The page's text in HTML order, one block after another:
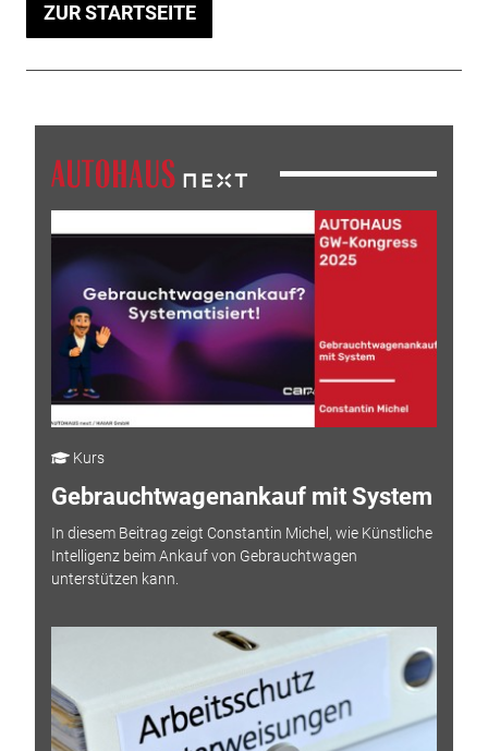
ZUR STARTSEITE
Kurs
Gebrauchtwagenankauf mit System
In diesem Beitrag zeigt Constantin Michel, wie Künstliche
Intelligenz beim Ankauf von Gebrauchtwagen
unterstützen kann.